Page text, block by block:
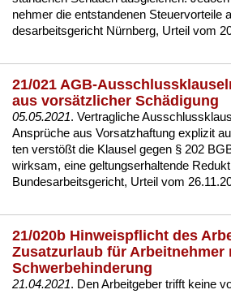
neh­mer die ent­stan­de­nen Steu­er­vor­tei­le
des­ar­beits­ge­richt Nürn­berg, Ur­teil vom
21/021 AGB-
aus vorsätzlicher Schädigung
05.05.2021. Ver­trag­li­che
Ansprüche aus Vor­satz­haf­tung ex­pli­zit
ten verstößt die Klau­sel ge­gen § 202
wirk­sam, ei­ne gel­tungs­er­hal­ten­de
Bun­des­ar­beits­ge­richt, Ur­teil vom
21/020b Hinweispflicht des
Zusatzurlaub für Arbeitnehmer
Schwerbehinderung
21.04.2021. Den Ar­beit­ge­ber trifft kei­ne